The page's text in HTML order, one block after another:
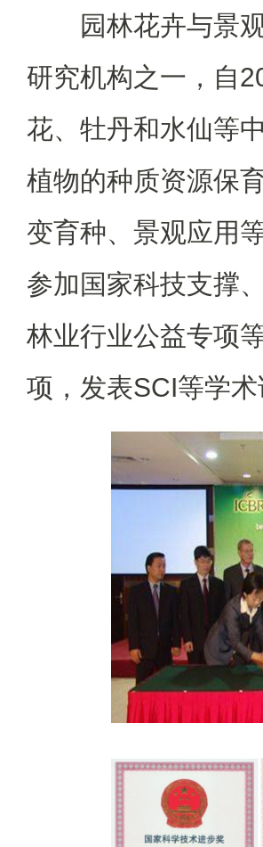
园林花卉与景
研究机构之一，自
花、牡丹和水仙等
植物的种质资源保
变育种、景观应用
参加国家科技支撑
林业行业公益专项
项，发表SCI等学